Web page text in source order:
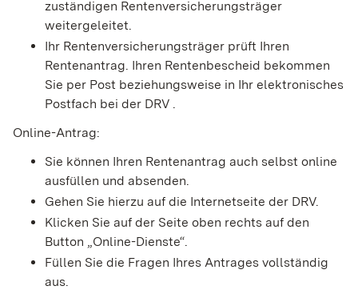
zuständigen Rentenversicherungsträger
weitergeleitet.
Ihr Rentenversicherungsträger prüft Ihren
Rentenantrag. Ihren Rentenbescheid bekommen
Sie per Post beziehungsweise in Ihr elektronisches
Postfach bei der DRV .
Online-Antrag:
Sie können Ihren Rentenantrag auch selbst online
ausfüllen und absenden.
Gehen Sie hierzu auf die Internetseite der DRV.
Klicken Sie auf der Seite oben rechts auf den
Button „Online-Dienste“.
Füllen Sie die Fragen Ihres Antrages vollständig
aus.